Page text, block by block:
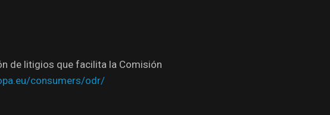
de litigios que facilita la Comisión
consumers/odr/